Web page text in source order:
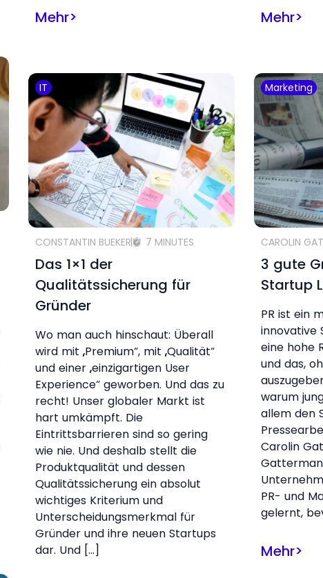
Mehr>
IT
CONSTANTIN BUEKER 7 MINUTES
Das 1×1 der
Qualitätssicherung für
Gründer
Wo man auch hinschaut: Überall
wird mit „Premium“, mit „Qualität“
und einer „einzigartigen User
Experience“ geworben. Und das zu
recht! Unser globaler Markt ist
hart umkämpft. Die
Eintrittsbarrieren sind so gering
wie nie. Und deshalb stellt die
Produktqualität und dessen
Qualitätssicherung ein absolut
wichtiges Kriterium und
Unterscheidungsmerkmal für
Gründer und ihre neuen Startups
dar. Und […]
Mehr>
Marketing
CAROLIN
3 gute
Startup
PR ist ein
innovative
eine hohe
und das,
warum
allem den
Carolin
PR- und
gelernt,
Mehr>